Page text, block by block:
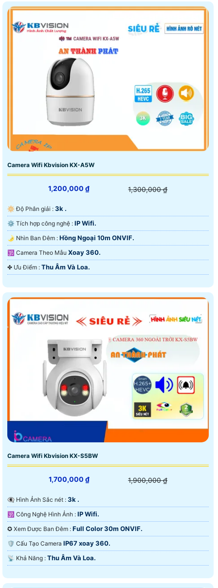
Camera Wifi Kbvision KX-A5W
1,200,000 ₫ 1,300,000 ₫
🔆 Độ Phân giải : 3k .
⚙ Tích hợp công nghệ : IP Wifi.
🌛 Nhìn Ban Đêm : Hồng Ngoại 10m ONVIF.
🕉️ Camera Theo Mẫu Xoay 360.
️✤ Ưu Điểm : Thu Âm Và Loa.
Camera Wifi Kbvision KX-S5BW
1,700,000 ₫ 1,900,000 ₫
👁️‍🗨 Hình Ảnh Sắc nét : 3k .
🕉️ Công Nghệ Hình Ảnh : IP Wifi.
✪ Xem Được Ban Đêm : Full Color 30m ONVIF.
🛡 Cấu Tạo Camera IP67 xoay 360.
️📡 Khả Năng : Thu Âm Và Loa.